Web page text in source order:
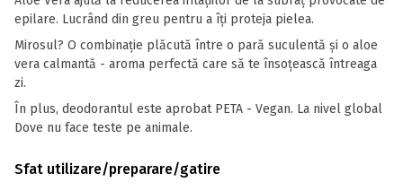
epilare. Lucrând din greu pentru a îți proteja pielea.
Mirosul? O combinație plăcută între o pară suculentă și o aloe
vera calmantă - aroma perfectă care să te însoțească întreaga
zi.
În plus, deodorantul este aprobat PETA - Vegan. La nivel global
Dove nu face teste pe animale.
Sfat utilizare/preparare/gatire